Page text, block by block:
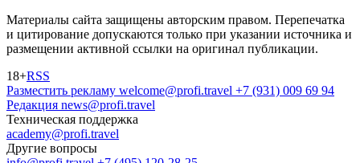
Материалы сайта защищены авторским правом. Перепечатка
и цитирование допускаются только при указании источника и
размещении активной ссылки на оригинал публикации.
18+RSS
Разместить рекламу welcome@profi.travel +7 (931) 009 69 94
Редакция news@profi.travel
Техническая поддержка
academy@profi.travel
Другие вопросы